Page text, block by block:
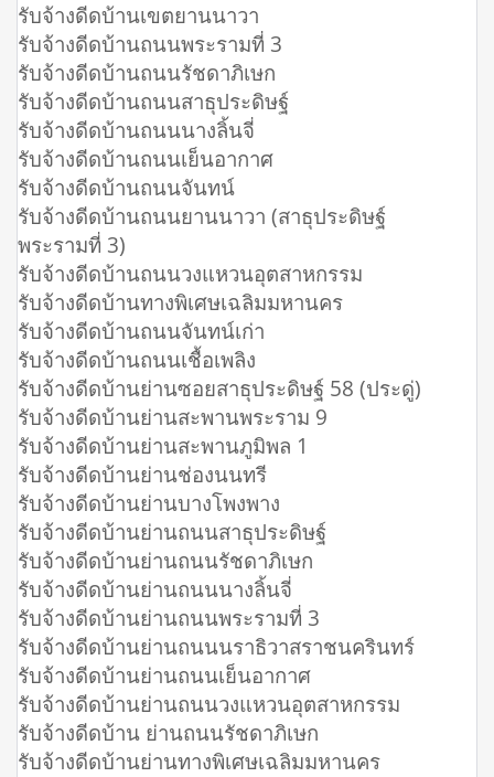
รับจ้างดีดบ้านเขตยานนาวา
รับจ้างดีดบ้านถนนพระรามที่ 3
รับจ้างดีดบ้านถนนรัชดาภิเษก
รับจ้างดีดบ้านถนนสาธุประดิษฐ์
รับจ้างดีดบ้านถนนนางลิ้นจี่
รับจ้างดีดบ้านถนนเย็นอากาศ
รับจ้างดีดบ้านถนนจันทน์
รับจ้างดีดบ้านถนนยานนาวา (สาธุประดิษฐ์
พระรามที่ 3)
รับจ้างดีดบ้านถนนวงแหวนอุตสาหกรรม
รับจ้างดีดบ้านทางพิเศษเฉลิมมหานคร
รับจ้างดีดบ้านถนนจันทน์เก่า
รับจ้างดีดบ้านถนนเชื้อเพลิง
รับจ้างดีดบ้านย่านซอยสาธุประดิษฐ์ 58 (ประดู่)
รับจ้างดีดบ้านย่านสะพานพระราม 9
รับจ้างดีดบ้านย่านสะพานภูมิพล 1
รับจ้างดีดบ้านย่านช่องนนทรี
รับจ้างดีดบ้านย่านบางโพงพาง
รับจ้างดีดบ้านย่านถนนสาธุประดิษฐ์
รับจ้างดีดบ้านย่านถนนรัชดาภิเษก
รับจ้างดีดบ้านย่านถนนนางลิ้นจี่
รับจ้างดีดบ้านย่านถนนพระรามที่ 3
รับจ้างดีดบ้านย่านถนนนราธิวาสราชนครินทร์
รับจ้างดีดบ้านย่านถนนเย็นอากาศ
รับจ้างดีดบ้านย่านถนนวงแหวนอุตสาหกรรม
รับจ้างดีดบ้าน ย่านถนนรัชดาภิเษก
รับจ้างดีดบ้านย่านทางพิเศษเฉลิมมหานคร